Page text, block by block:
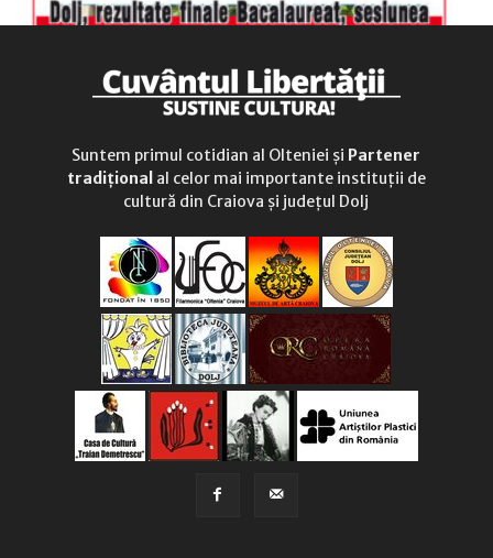
Suntem primul cotidian al Olteniei și Partener
tradițional al celor mai importante instituții de
cultură din Craiova și județul Dolj